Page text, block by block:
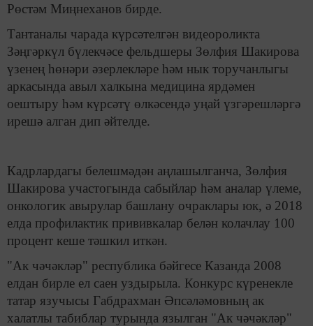
Рөстәм Миңнеханов бирде.
Тантаналы чарада күрсәтелгән видеороликта
Зәңгәркүл бүлекчәсе фельдшеры Зөлфия Шакирова
үзенең һөнәри әзерлекләре һәм нык торучанлыгы
аркасында авыл халкына медицина ярдәмен
оештыру һәм күрсәтү өлкәсендә уңай үзгәрешләргә
ирешә алган дип әйтелде.
Кадрлардагы белешмәдән аңлашылганча, Зөлфия
Шакирова участогында сабыйлар һәм аналар үлеме,
онкологик авырулар башлану очраклары юк, ә 2018
елда профилактик прививкалар белән колачлау 100
процент кеше тәшкил иткән.
"Ак чәчәкләр" республика бәйгесе Казанда 2008
елдан бирле ел саен уздырыла. Конкурс күренекле
татар язучысы Габдрахман Әпсәләмовның ак
халатлы табиблар турында язылган "Ак чәчәкләр"